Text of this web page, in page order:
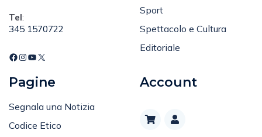
Tel:
345 1570722
Sport
Spettacolo e Cultura
Editoriale
Pagine
Segnala una Notizia
Codice Etico
Account